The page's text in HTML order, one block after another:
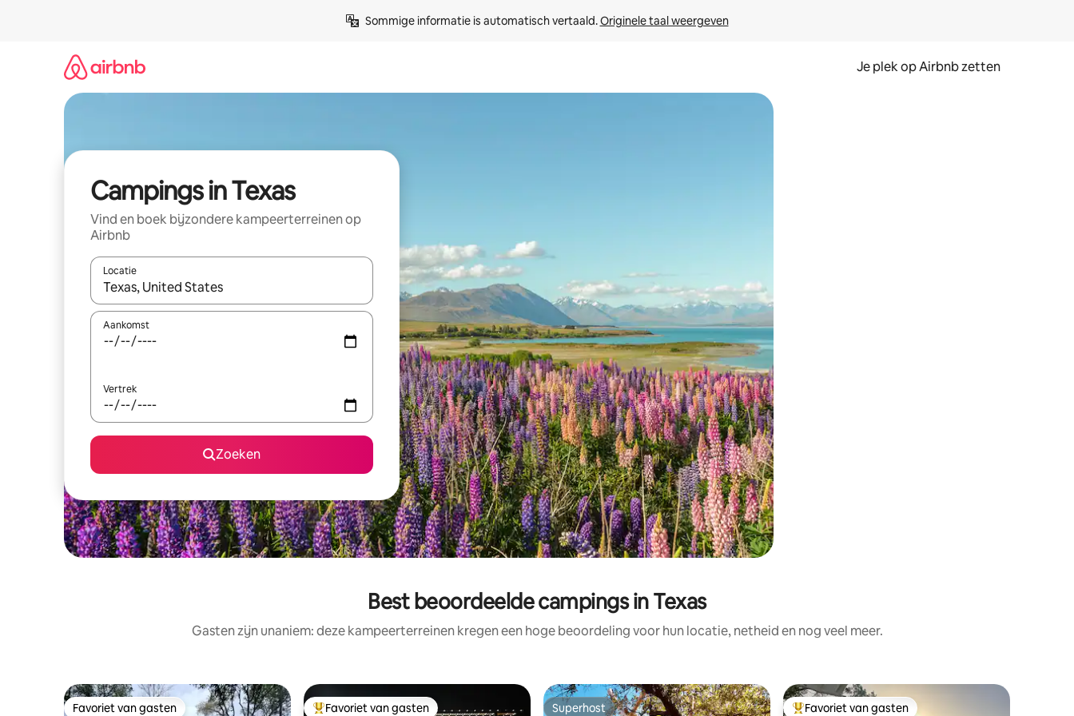
Sommige informatie is automatisch vertaald. Originele taal weergeven
Je plek op Airbnb zetten
Campings in Texas
Vind en boek bijzondere kampeerterreinen op
Airbnb
Locatie
Wanneer er resultaten beschikbaar zijn, maak je een keuze met je de pijltjestoetsen omhoog en omlaag, óf door te tikken of swipen.
Aankomst
Vertrek
Zoeken
Best beoordeelde campings in Texas
Gasten zijn unaniem: deze kampeerterreinen kregen een hoge beoordeling voor hun locatie, netheid en nog veel meer.
Favoriet van gasten Favoriet van gasten Superhost Favoriet van gasten